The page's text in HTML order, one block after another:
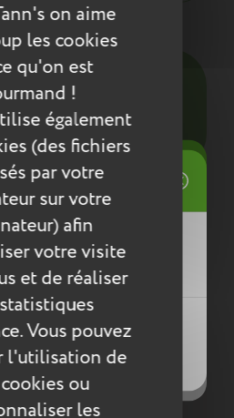
on aime
les cookies
qu'on est
!
également
(des fichiers
par votre
sur votre
afin
votre visite
et de réaliser
Vous pouvez
l'utilisation de
ou
les
Entretien
nos produits, nous vous
un chiffon humide ou une
humidifiée à l'eau
pas de produits agressifs
détériorer le produit.
de stock
d'envies
nouvelle liste
connecté pour ajouter
à votre liste d'envies.